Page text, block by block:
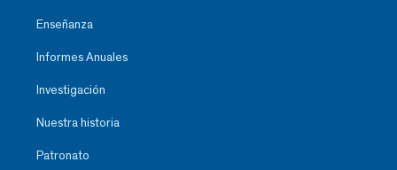
Enseñanza
Informes Anuales
Investigación
Nuestra historia
Patronato